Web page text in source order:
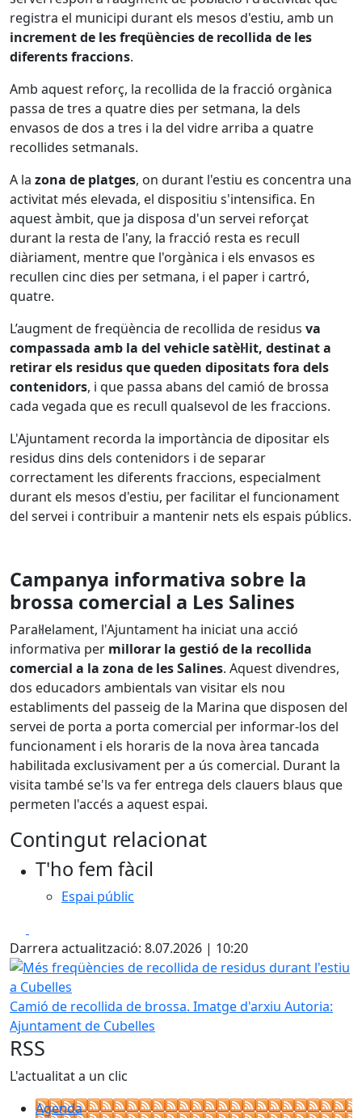
registra el municipi durant els mesos d'estiu, amb un
increment de les freqüències de recollida de les
diferents fraccions.
Amb aquest reforç, la recollida de la fracció orgànica
passa de tres a quatre dies per setmana, la dels
envasos de dos a tres i la del vidre arriba a quatre
recollides setmanals.
A la zona de platges, on durant l'estiu es concentra una
activitat més elevada, el dispositiu s'intensifica. En
aquest àmbit, que ja disposa d'un servei reforçat
durant la resta de l'any, la fracció resta es recull
diàriament, mentre que l'orgànica i els envasos es
recullen cinc dies per setmana, i el paper i cartró,
quatre.
L’augment de freqüència de recollida de residus va
compassada amb la del vehicle satèl·lit, destinat a
retirar els residus que queden dipositats fora dels
contenidors, i que passa abans del camió de brossa
cada vegada que es recull qualsevol de les fraccions.
L'Ajuntament recorda la importància de dipositar els
residus dins dels contenidors i de separar
correctament les diferents fraccions, especialment
durant els mesos d'estiu, per facilitar el funcionament
del servei i contribuir a mantenir nets els espais públics.
Campanya informativa sobre la
brossa comercial a Les Salines
Paral·lelament, l'Ajuntament ha iniciat una acció
informativa per millorar la gestió de la recollida
comercial a la zona de les Salines. Aquest divendres,
dos educadors ambientals van visitar els nou
establiments del passeig de la Marina que disposen del
servei de porta a porta comercial per informar-los del
funcionament i els horaris de la nova àrea tancada
habilitada exclusivament per a ús comercial. Durant la
visita també se'ls va fer entrega dels clauers blaus que
permeten l'accés a aquest espai.
Contingut relacionat
T'ho fem fàcil
Espai públic
Darrera actualització: 8.07.2026 | 10:20
Més freqüències de recollida de residus durant l'estiu a
Camió de recollida de brossa. Imatge d'arxiu Autoria:
Ajuntament de Cubelles
RSS
L'actualitat a un clic
Agenda